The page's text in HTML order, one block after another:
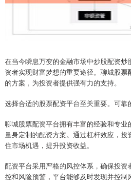
在当今瞬息万变的金融市场中炒股配资
资者实现财富梦想的重要途径。聊城股
的方案，为投资者提供强有力的支持。
选择合适的股票配资平台至关重要。可靠
聊城股票配资平台拥有丰富的经验和专
量身定制的配资方案。通过杠杆效应，投
住市场机遇，提升投资收益。
配资平台采用严格的风控体系，确保投资
控和风险预警，平台能够及时发现并控制